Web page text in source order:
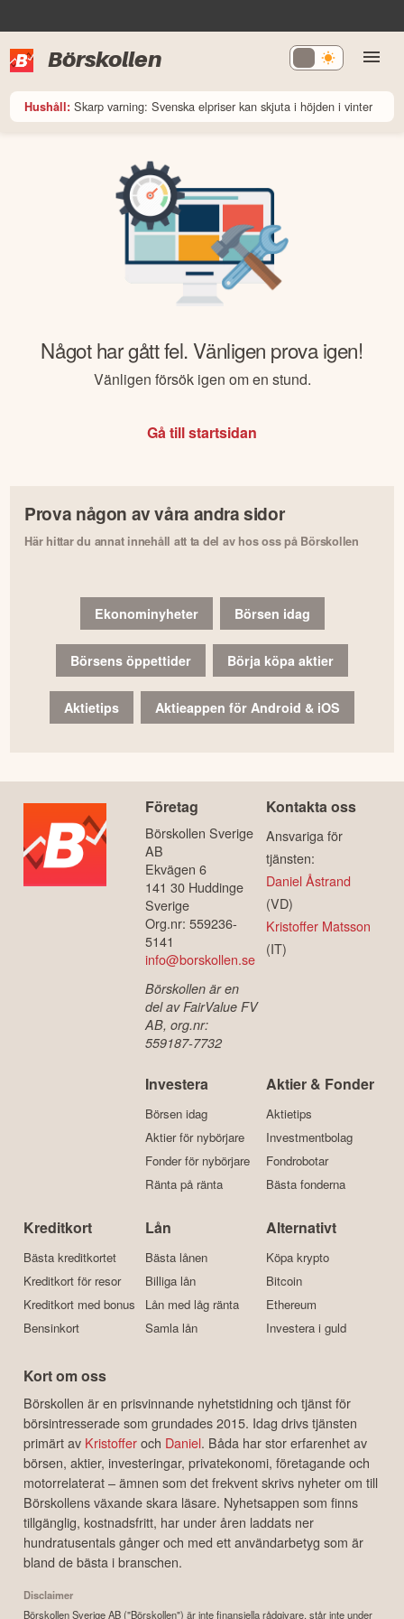
Börskollen
Hushåll: Skarp varning: Svenska elpriser kan skjuta i höjden i vinter
Något har gått fel. Vänligen prova igen!
Vänligen försök igen om en stund.
Gå till startsidan
Prova någon av våra andra sidor
Här hittar du annat innehåll att ta del av hos oss på Börskollen
Ekonominyheter Börsen idag
Börsens öppettider Börja köpa aktier
Aktietips Aktieappen för Android & iOS
Företag
Börskollen Sverige
AB
Ekvägen 6
141 30 Huddinge
Sverige
Org.nr: 559236-
5141
info@borskollen.se
Börskollen är en
del av FairValue FV
AB, org.nr:
559187-7732
Kontakta oss
Ansvariga för
tjänsten:
Daniel Åstrand
(VD)
Kristoffer Matsson
(IT)
Investera
Börsen idag
Aktier för nybörjare
Fonder för nybörjare
Ränta på ränta
Aktier & Fonder
Aktietips
Investmentbolag
Fondrobotar
Bästa fonderna
Kreditkort
Bästa kreditkortet
Kreditkort för resor
Kreditkort med bonus
Bensinkort
Lån
Bästa lånen
Billiga lån
Lån med låg ränta
Samla lån
Alternativt
Köpa krypto
Bitcoin
Ethereum
Investera i guld
Kort om oss
Börskollen är en prisvinnande nyhetstidning och tjänst för
börsintresserade som grundades 2015. Idag drivs tjänsten
primärt av Kristofferoch Daniel. Båda har stor erfarenhet av
börsen, aktier, investeringar, privatekonomi, företagande och
motorrelaterat – ämnen som det frekvent skrivs nyheter om till
Börskollens växande skara läsare. Nyhetsappen som finns
tillgänglig, kostnadsfritt, har under åren laddats ner
hundratusentals gånger och med ett användarbetyg som är
bland de bästa i branschen.
Disclaimer
Börskollen Sverige AB ("Börskollen") är inte finansiella rådgivare, står inte under